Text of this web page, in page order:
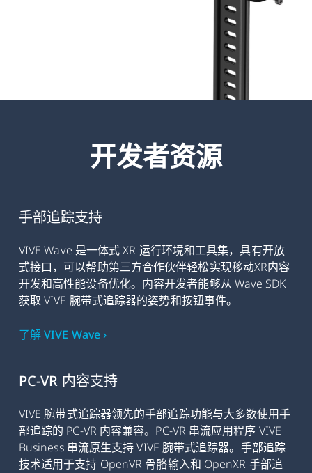
开发者资源
手部追踪支持
VIVE Wave 是一体式 XR 运行环境和工具集，具有开放
式接口，可以帮助第三方合作伙伴轻松实现移动XR内容
开发和高性能设备优化。内容开发者能够从 Wave SDK
获取 VIVE 腕带式追踪器的姿势和按钮事件。
了解 VIVE Wave ›
PC-VR 内容支持
VIVE 腕带式追踪器领先的手部追踪功能与大多数使用手
部追踪的 PC-VR 内容兼容。PC-VR 串流应用程序 VIVE
Business 串流原生支持 VIVE 腕带式追踪器。手部追踪
技术适用于支持 OpenVR 骨骼输入和 OpenXR 手部追